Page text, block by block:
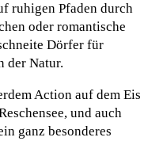
ruhigen Pfaden durch
oder romantische
Dörfer für
der Natur.
Action auf dem Eis
und auch
ganz besonderes